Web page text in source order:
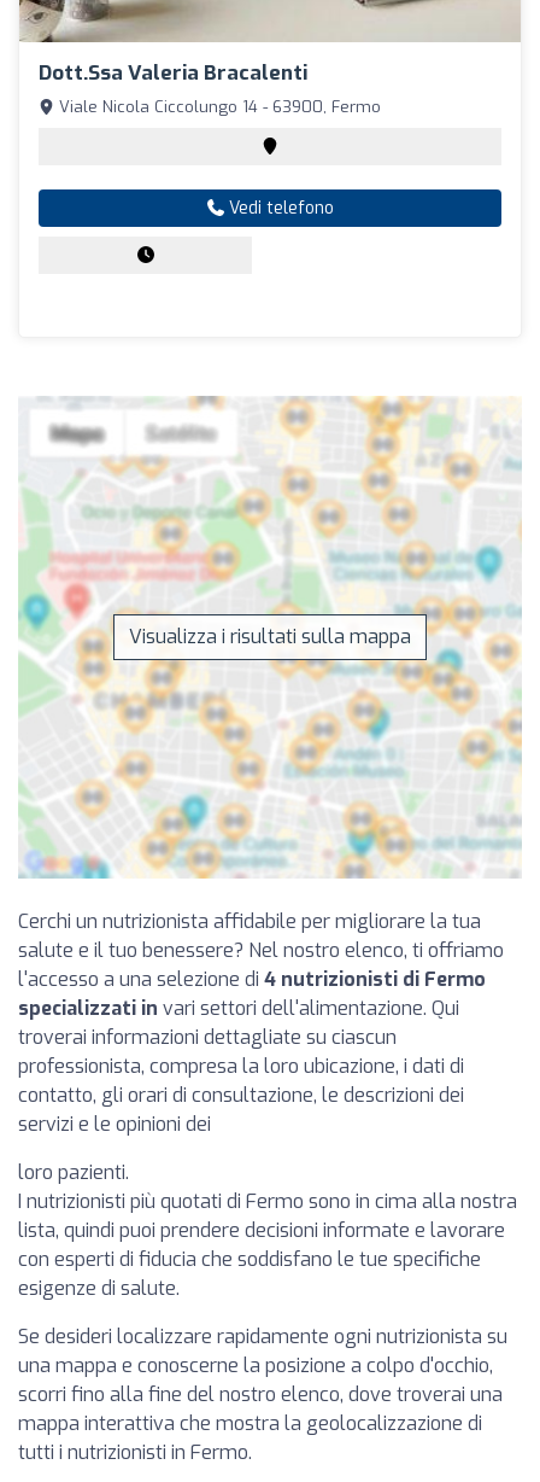
Dott.ssa Valeria Bracalenti
Viale Nicola Ciccolungo 14 - 63900, Fermo
Vedi telefono
Visualizza i risultati sulla mappa
Cerchi un nutrizionista affidabile per migliorare la tua
salute e il tuo benessere? Nel nostro elenco, ti offriamo
l'accesso a una selezione di 4 nutrizionisti di Fermo
specializzati in vari settori dell'alimentazione. Qui
troverai informazioni dettagliate su ciascun
professionista, compresa la loro ubicazione, i dati di
contatto, gli orari di consultazione, le descrizioni dei
servizi e le opinioni dei
loro pazienti.
I nutrizionisti più quotati di Fermo sono in cima alla nostra
lista, quindi puoi prendere decisioni informate e lavorare
con esperti di fiducia che soddisfano le tue specifiche
esigenze di salute.
Se desideri localizzare rapidamente ogni nutrizionista su
una mappa e conoscerne la posizione a colpo d'occhio,
scorri fino alla fine del nostro elenco, dove troverai una
mappa interattiva che mostra la geolocalizzazione di
tutti i nutrizionisti in Fermo.